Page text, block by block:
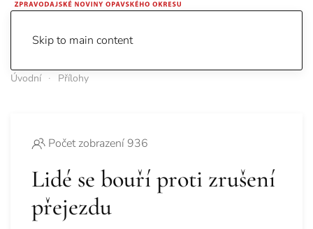
Skip to main content
Úvodní Přílohy
Počet zobrazení 936
Lidé se bouří proti zrušení
přejezdu